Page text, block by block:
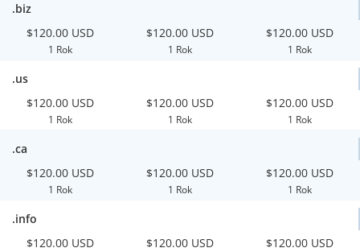
.biz
$120.00 USD
1 Rok
$120.00 USD
1 Rok
$120.00 USD
1 Rok
.us
$120.00 USD
1 Rok
$120.00 USD
1 Rok
$120.00 USD
1 Rok
.ca
$120.00 USD
1 Rok
$120.00 USD
1 Rok
$120.00 USD
1 Rok
.info
$120.00 USD
$120.00 USD $120.00 USD